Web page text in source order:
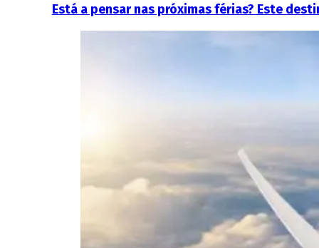
Está a pensar nas próximas férias? Este